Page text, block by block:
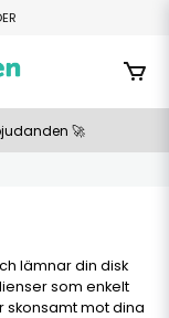
🚀
lämnar din disk
som enkelt
skonsamt mot dina